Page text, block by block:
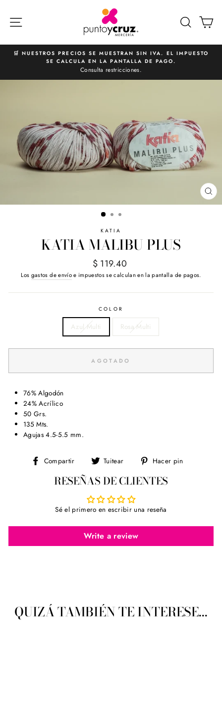
directamente
diapositivas
🛒 NUESTROS PRECIOS SE MUESTRAN SIN IVA. EL IMPUESTO
SE CALCULA EN LA PANTALLA DE PAGO.
Consulta restricciones.
KATIA
KATIA MALIBU PLUS
Precio
habitual
$ 119.40
Los gastos de envíoe impuestos se calculan en la pantalla de pagos.
COLOR
Azul Multi Rosa Multi
AGOTADO
76% Algodón
24% Acrílico
50 Grs.
135 Mts.
Agujas 4.5-5.5 mm.
Compartir
Compartir
Facebook
Tuitear
Tuitear
Twitter
Hacer pin
RESEÑAS DE CLIENTES
Sé el primero en escribir una reseña
Write a review
QUIZÁ TAMBIÉN TE INTERESE...